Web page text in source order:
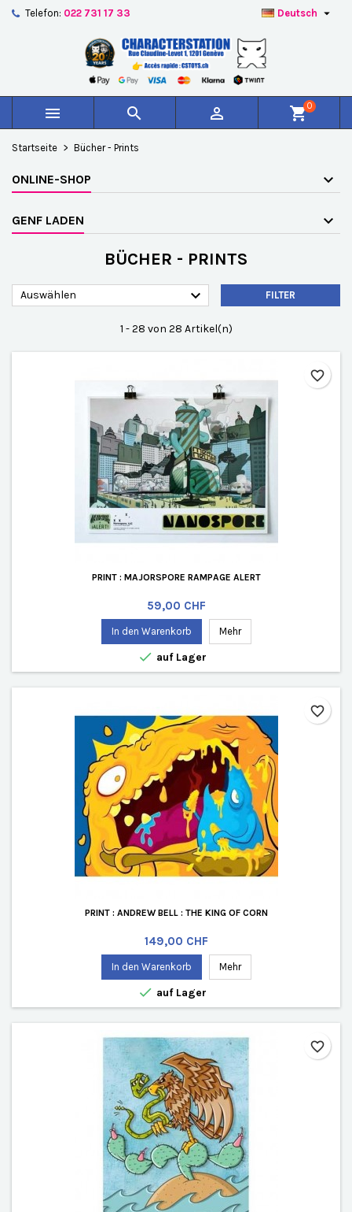
Telefon: 022 731 17 33 Deutsch 
   shopping_cart0
Startseite Bücher - Prints
ONLINE-SHOP
GENF LADEN
BÜCHER - PRINTS
Auswählen  FILTER
1 - 28 von 28 Artikel(n)
PRINT : MAJORSPORE RAMPAGE ALERT
Preis
59,00 CHF
In den Warenkorb Mehr
 auf Lager
favorite_border
PRINT : ANDREW BELL : THE KING OF CORN
Preis
149,00 CHF
In den Warenkorb Mehr
 auf Lager
favorite_border
favorite_border
Create new list
((confirmMessage))
((cancelText)) ((modalDeleteText))
Name der Wunschliste
Abbrechen
Sie müssen angemeldet sein, um Artikel Ihrer
Wunschliste hinzufügen zu können.